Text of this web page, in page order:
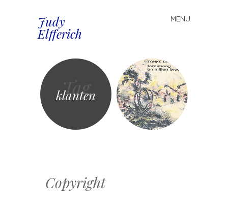
Judy
Elfferich
MENU
Spring
naar
Tag
klanten
Copyright